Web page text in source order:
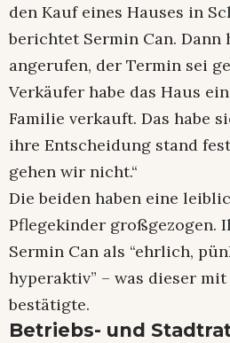
den Kauf eines Hauses in
berichtet Sermin Can. Dann
angerufen, der Termin sei
Verkäufer habe das Haus
Familie verkauft. Das habe
ihre Entscheidung stand
gehen wir nicht.“
Die beiden haben eine
Pflegekinder großgezogen.
Sermin Can als “ehrlich,
hyperaktiv” – was dieser
bestätigte.
Betriebs- und